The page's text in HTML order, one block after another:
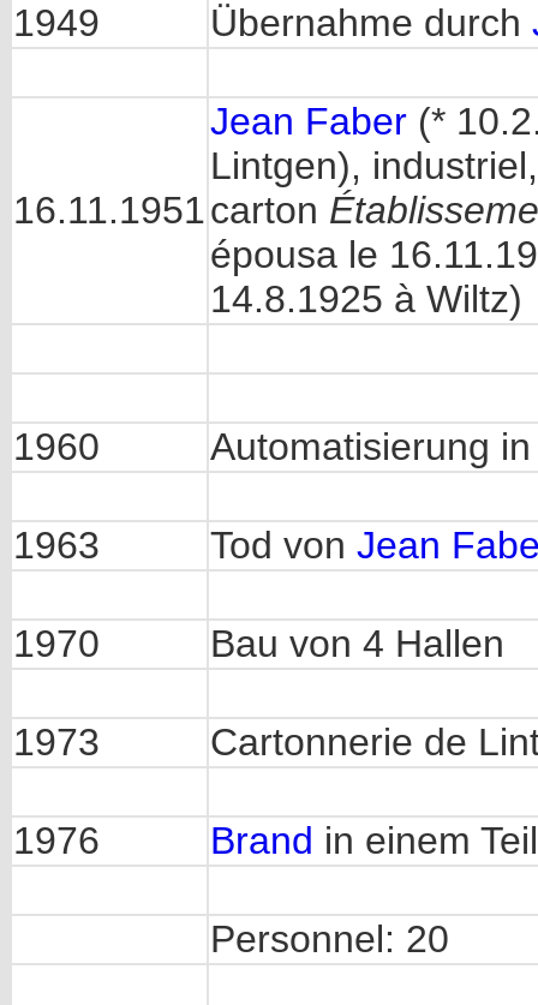
1949 Übernahme durch
16.11.1951
Jean Faber (*
Lintgen),
carton
épousa le
14.8.1925 à Wiltz)
1960 Automatisierung
1963 Tod von Jean
1970 Bau von 4 Hallen
1973 Cartonnerie de
1976 Brand in einem
Personnel: 20